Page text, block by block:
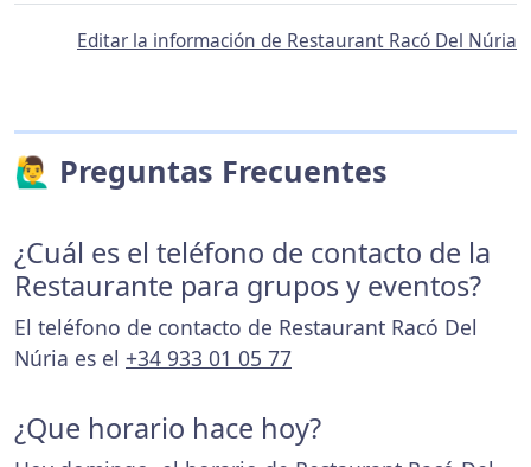
Editar la información de Restaurant Racó Del Núria
🙋‍♂️ Preguntas Frecuentes
¿Cuál es el teléfono de contacto de la
Restaurante para grupos y eventos?
El teléfono de contacto de Restaurant Racó Del
Núria es el +34 933 01 05 77
¿Que horario hace hoy?